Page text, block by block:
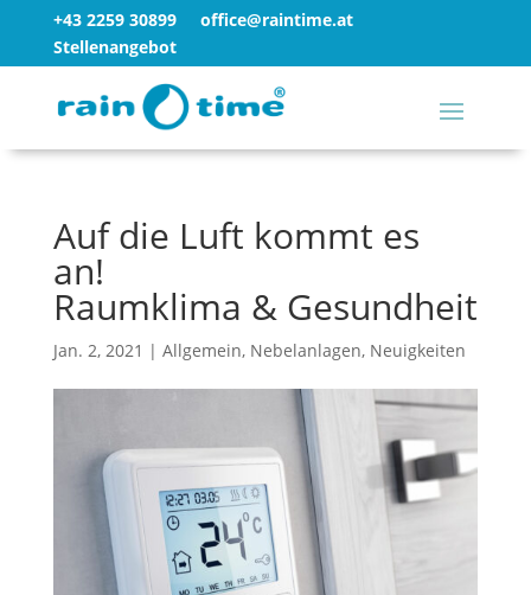
+43 2259 30899
office@raintime.at
Stellenangebot
Auf die Luft kommt es
an!
Raumklima & Gesundheit
Jan. 2, 2021 | Allgemein, Nebelanlagen, Neuigkeiten